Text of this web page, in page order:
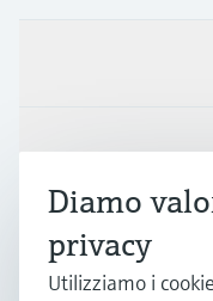
Industrie
Supporta
Diamo
privacy
Utilizziamo i